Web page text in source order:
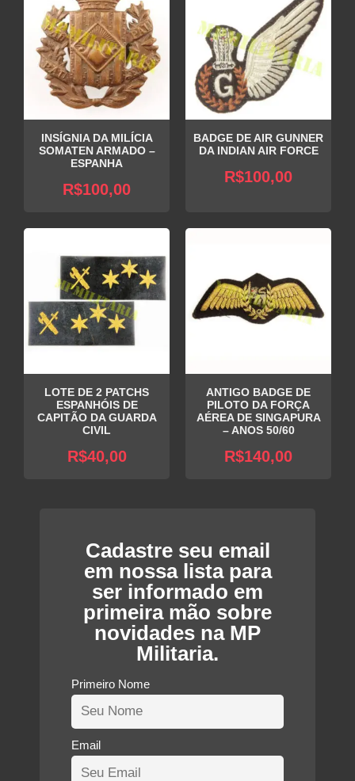
INSÍGNIA DA MILÍCIA
SOMATEN ARMADO –
ESPANHA
R$100,00
BADGE DE AIR GUNNER
DA INDIAN AIR FORCE
R$100,00
LOTE DE 2 PATCHS
ESPANHÓIS DE
CAPITÃO DA GUARDA
CIVIL
R$40,00
ANTIGO BADGE DE
PILOTO DA FORÇA
AÉREA DE SINGAPURA
– ANOS 50/60
R$140,00
Cadastre seu email
em nossa lista para
ser informado em
primeira mão sobre
novidades na MP
Militaria.
Primeiro Nome
Email